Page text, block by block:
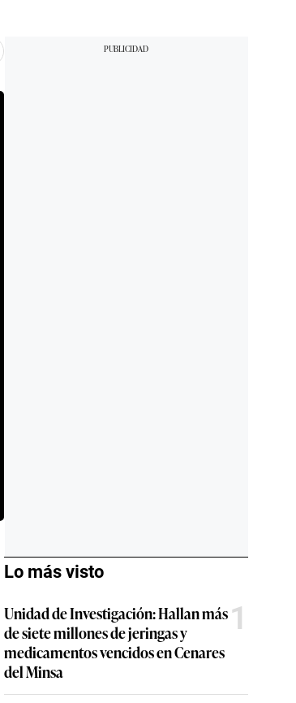
Lo más visto
Unidad de Investigación: Hallan más
de siete millones de jeringas y
medicamentos vencidos en Cenares
del Minsa
1